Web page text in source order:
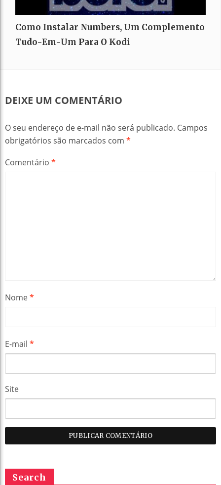
Como Instalar Numbers, Um Complemento
Tudo-Em-Um Para O Kodi
DEIXE UM COMENTÁRIO
O seu endereço de e-mail não será publicado. Campos
obrigatórios são marcados com *
Comentário *
Nome*
E-mail *
Site
Search